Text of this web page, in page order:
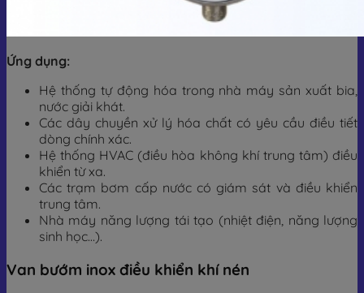
Ứng dụng:
Hệ thống tự động hóa trong nhà máy sản xuất bia,
nước giải khát.
Các dây chuyền xử lý hóa chất có yêu cầu điều tiết
dòng chính xác.
Hệ thống HVAC (điều hòa không khí trung tâm) điều
khiển từ xa.
Các trạm bơm cấp nước có giám sát và điều khiển
trung tâm.
Nhà máy năng lượng tái tạo (nhiệt điện, năng lượng
sinh học…).
Van bướm inox điều khiển khí nén